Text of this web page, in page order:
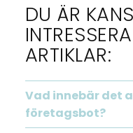
DU ÄR
ARTIKLAR:
Vad innebär det
företagsbot?